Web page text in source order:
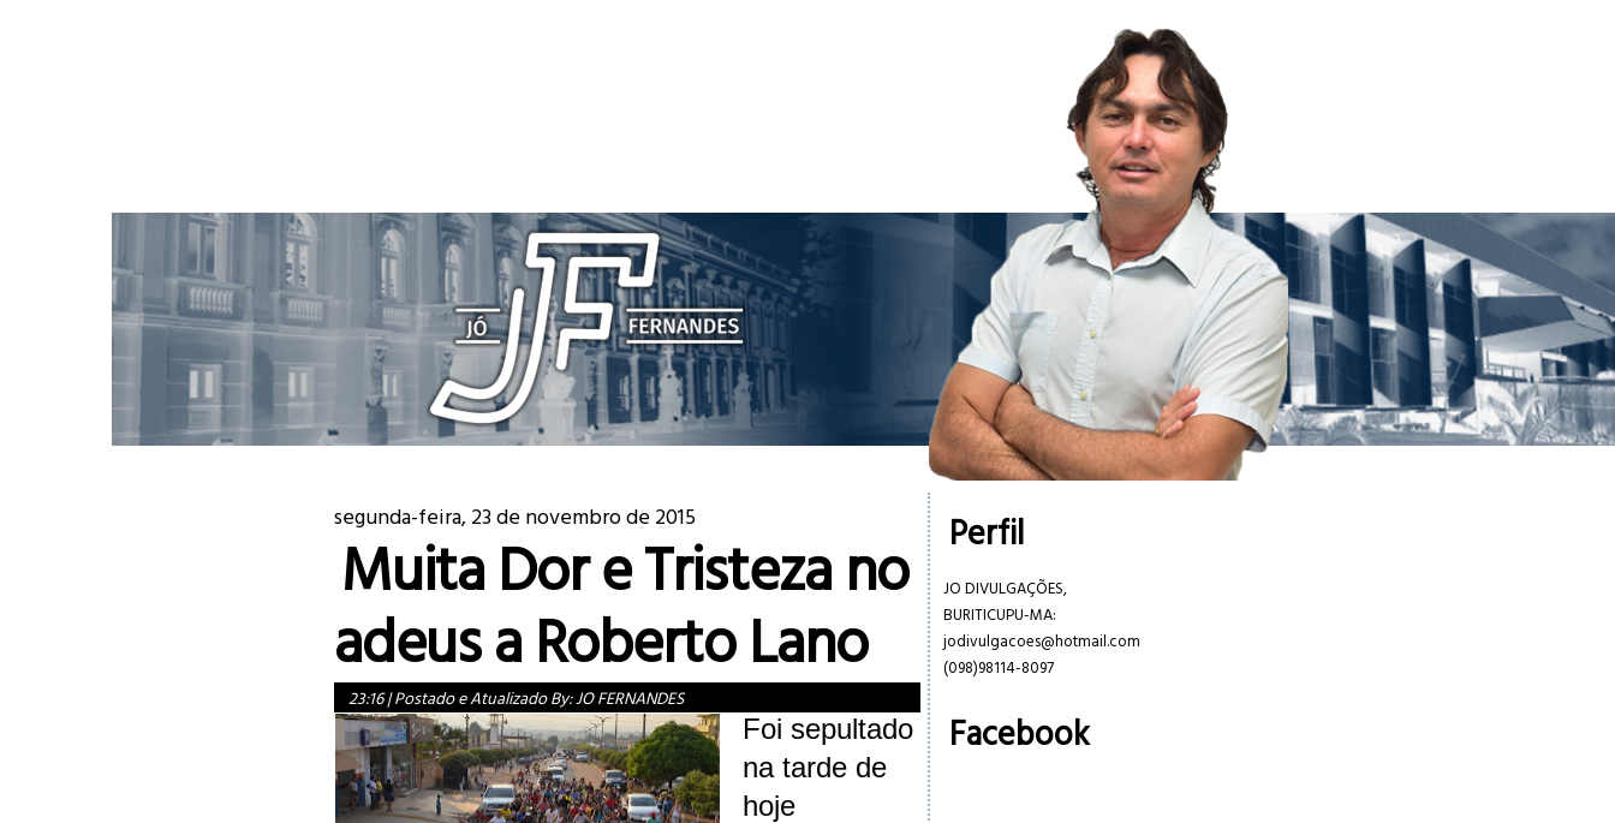
segunda-feira, 23 de novembro de 2015
Muita Dor e Tristeza no
adeus a Roberto Lano
23:16|Postado e Atualizado By:JO FERNANDES
Foi sepultado
na tarde de
hoje
Perfil
JO DIVULGAÇÕES,
BURITICUPU-MA:
jodivulgacoes@hotmail.com
(098)98114-8097
Facebook